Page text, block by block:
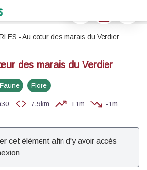
Voir l'image en plein écran
- Au cœur des marais du Verdier
des marais du Verdier
Faune Flore
7,9km +1m
-1m
cet élément afin d'y avoir accès